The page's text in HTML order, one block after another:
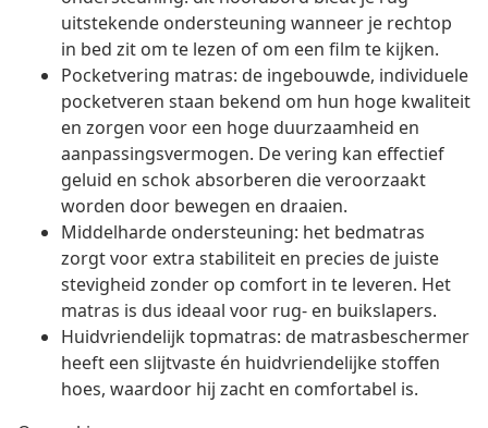
uitstekende ondersteuning wanneer je rechtop
in bed zit om te lezen of om een film te kijken.
Pocketvering matras: de ingebouwde, individuele
pocketveren staan bekend om hun hoge kwaliteit
en zorgen voor een hoge duurzaamheid en
aanpassingsvermogen. De vering kan effectief
geluid en schok absorberen die veroorzaakt
worden door bewegen en draaien.
Middelharde ondersteuning: het bedmatras
zorgt voor extra stabiliteit en precies de juiste
stevigheid zonder op comfort in te leveren. Het
matras is dus ideaal voor rug- en buikslapers.
Huidvriendelijk topmatras: de matrasbeschermer
heeft een slijtvaste én huidvriendelijke stoffen
hoes, waardoor hij zacht en comfortabel is.